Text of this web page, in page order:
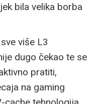
bila velika borba
više L3
dugo čekao te se
pratiti,
na gaming